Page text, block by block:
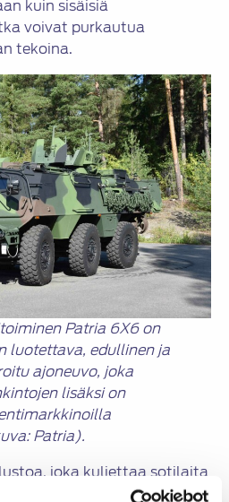
kuin sisäisiä
voivat purkautua
tekoina.
Patria 6X6 on
luotettava, edullinen ja
ajoneuvo, joka
lisäksi on
Patria).
joka kuljettaa sotilaita
paitsi vakavan